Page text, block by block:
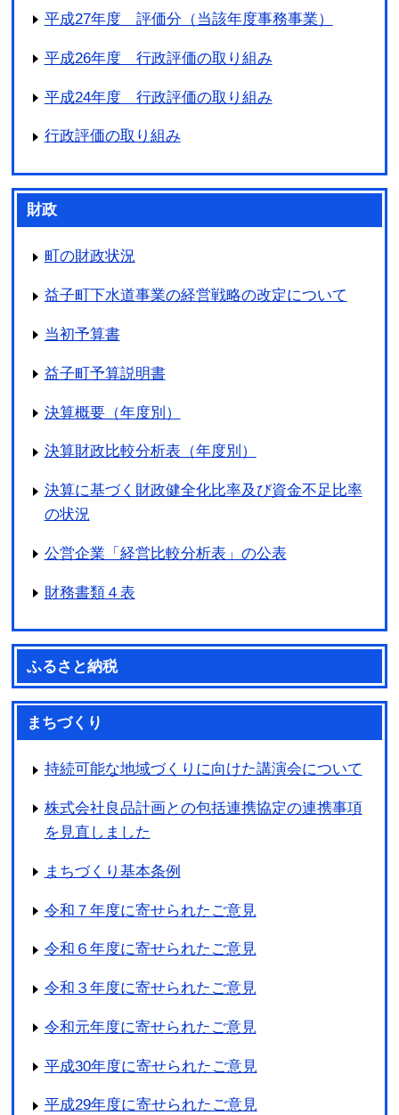
平成27年度 評価分（当該年度事務事業）
平成26年度 行政評価の取り組み
平成24年度 行政評価の取り組み
行政評価の取り組み
財政
町の財政状況
益子町下水道事業の経営戦略の改定について
当初予算書
益子町予算説明書
決算概要（年度別）
決算財政比較分析表（年度別）
決算に基づく財政健全化比率及び資金不足比率
の状況
公営企業「経営比較分析表」の公表
財務書類４表
ふるさと納税
まちづくり
持続可能な地域づくりに向けた講演会について
株式会社良品計画との包括連携協定の連携事項
を見直しました
まちづくり基本条例
令和７年度に寄せられたご意見
令和６年度に寄せられたご意見
令和３年度に寄せられたご意見
令和元年度に寄せられたご意見
平成30年度に寄せられたご意見
平成29年度に寄せられたご意見